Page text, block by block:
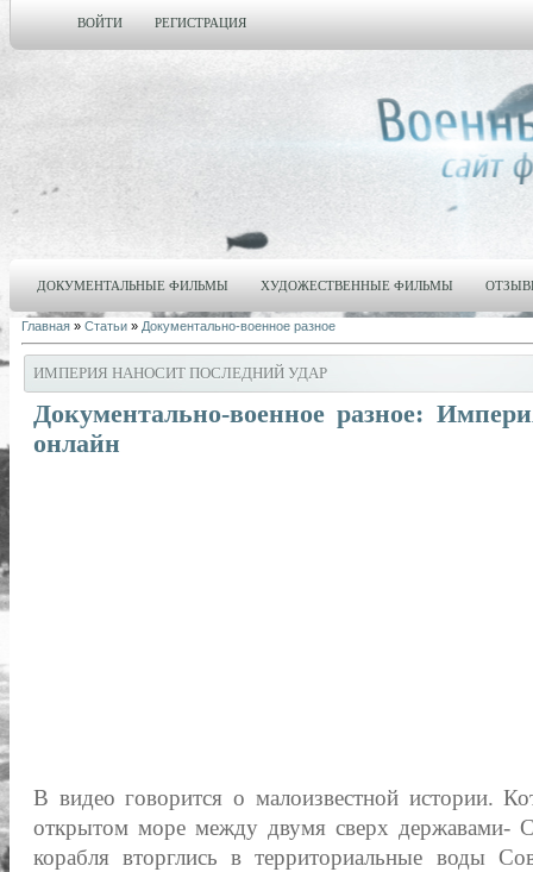
ВОЙТИ РЕГИСТРАЦИЯ
ДОКУМЕНТАЛЬНЫЕ ФИЛЬМЫ ХУДОЖЕСТВЕННЫЕ ФИЛЬМЫ
Главная » Статьи » Документально-военное разное
ИМПЕРИЯ НАНОСИТ ПОСЛЕДНИЙ УДАР
Документально-военное разное:
онлайн
В видео говорится о малоизвестной истории.
открытом море между двумя сверх
корабля вторглись в территориальные воды